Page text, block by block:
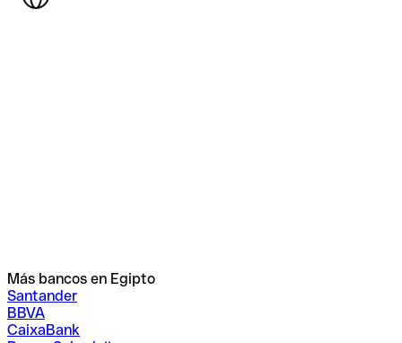
Más bancos en Egipto
Santander
BBVA
CaixaBank